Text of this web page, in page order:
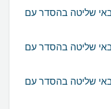
באי שליטה בהסדר עם
באי שליטה בהסדר עם
באי שליטה בהסדר עם